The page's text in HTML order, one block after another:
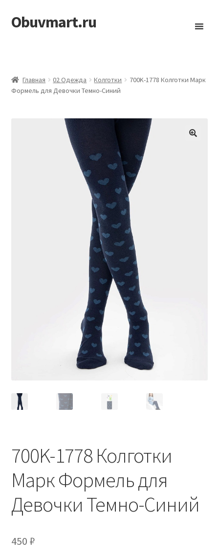
Перейти
к
Перейти
к
Obuvmart.ru
Главная 02 Одежда Колготки
700K-1778 Колготки Марк
Формель для Девочки Темно-Синий
700K-1778 Колготки
Марк Формель для
Девочки Темно-Синий
450 ₽